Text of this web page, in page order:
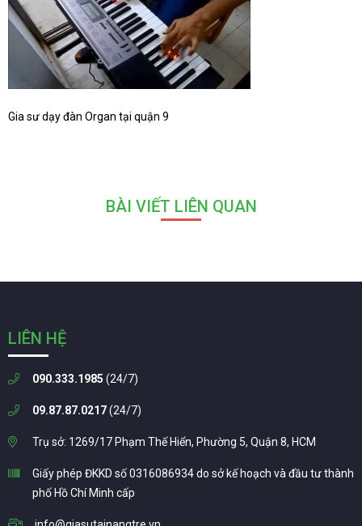
Gia sư dạy đàn Organ tại quận 9
BÀI VIẾT LIÊN QUAN
LIÊN HỆ
090.333.1985 (24/7)
09.87.87.0217(24/7)
Trụ sở: 1269/17 Phạm Thế Hiển, Phường 5, Quận 8, HCM
Giấy phép ĐKKD số 0316086934 do sở kế hoạch và đầu tư thành
phố Hồ Chí Minh cấp